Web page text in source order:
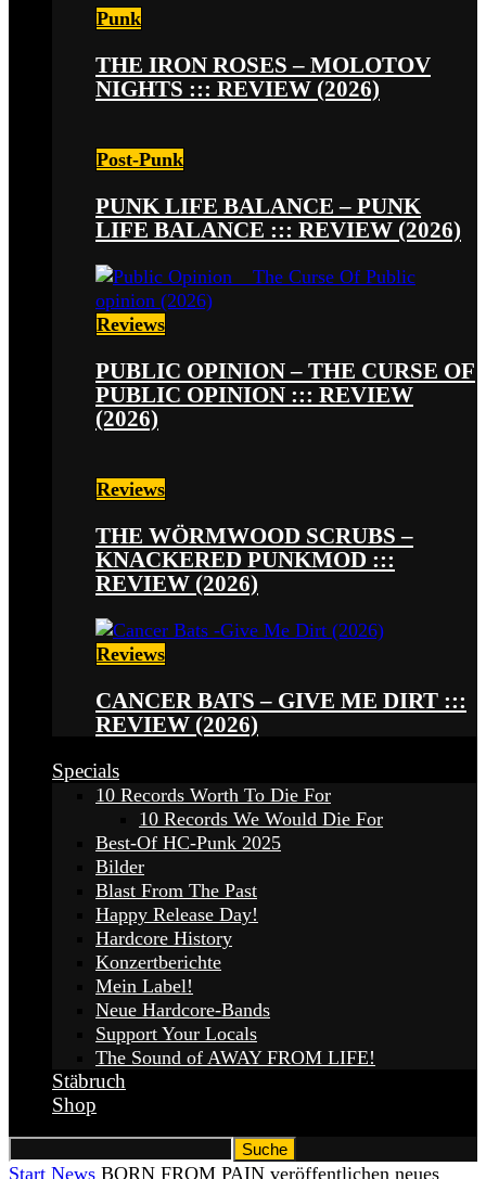
Punk
THE IRON ROSES – MOLOTOV
NIGHTS ::: REVIEW (2026)
Post-Punk
PUNK LIFE BALANCE – PUNK
LIFE BALANCE ::: REVIEW (2026)
Reviews
PUBLIC OPINION – THE CURSE OF
PUBLIC OPINION ::: REVIEW
(2026)
Reviews
THE WÖRMWOOD SCRUBS –
KNACKERED PUNKMOD :::
REVIEW (2026)
Reviews
CANCER BATS – GIVE ME DIRT :::
REVIEW (2026)
Specials
10 Records Worth To Die For
10 Records We Would Die For
Best-Of HC-Punk 2025
Bilder
Blast From The Past
Happy Release Day!
Hardcore History
Konzertberichte
Mein Label!
Neue Hardcore-Bands
Support Your Locals
The Sound of AWAY FROM LIFE!
Stäbruch
Shop
Start News BORN FROM PAIN veröffentlichen neues